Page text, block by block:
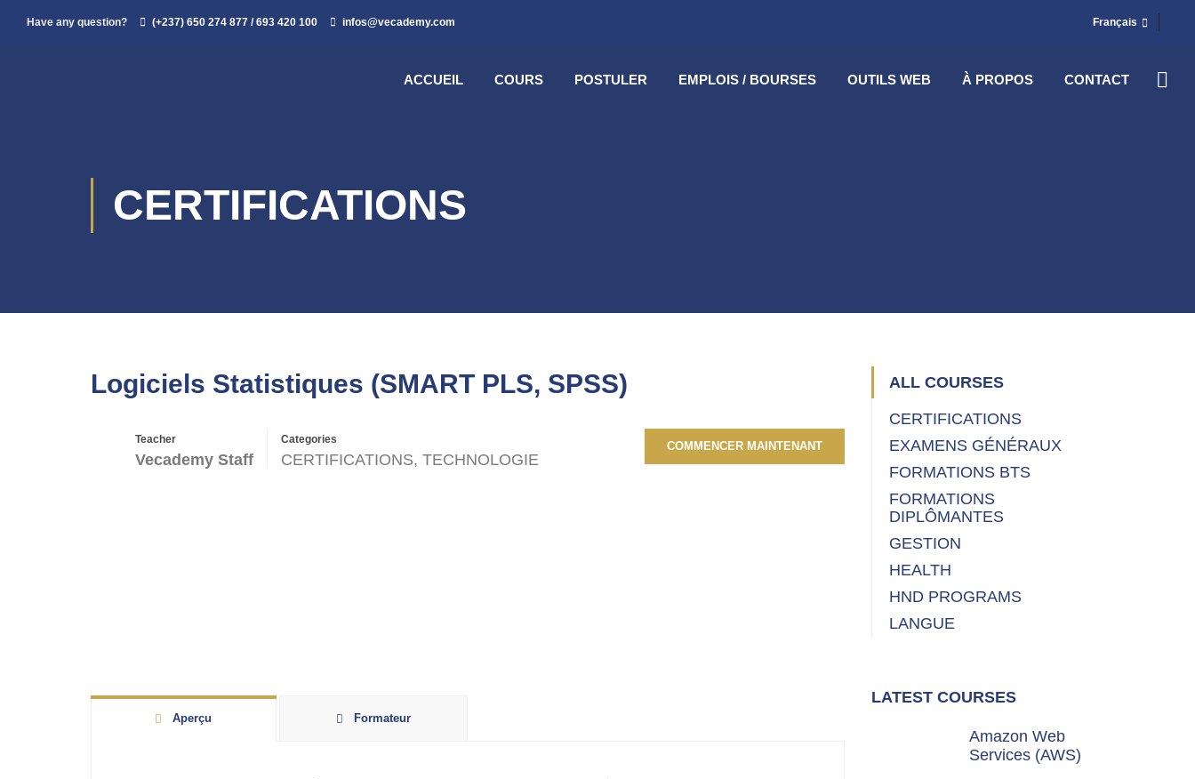
Have any question? (+237) 650 274 877 / 693 420 100 infos@vecademy.com Français
ACCUEIL COURS POSTULER EMPLOIS / BOURSES OUTILS WEB À PROPOS CONTACT
CERTIFICATIONS
Logiciels Statistiques (SMART PLS, SPSS)
Teacher
Vecademy Staff
Categories
CERTIFICATIONS, TECHNOLOGIE
COMMENCER MAINTENANT
Aperçu Formateur
ALL COURSES
CERTIFICATIONS
EXAMENS GÉNÉRAUX
FORMATIONS BTS
FORMATIONS
DIPLÔMANTES
GESTION
HEALTH
HND PROGRAMS
LANGUE
LATEST COURSES
Amazon Web
Services (AWS)